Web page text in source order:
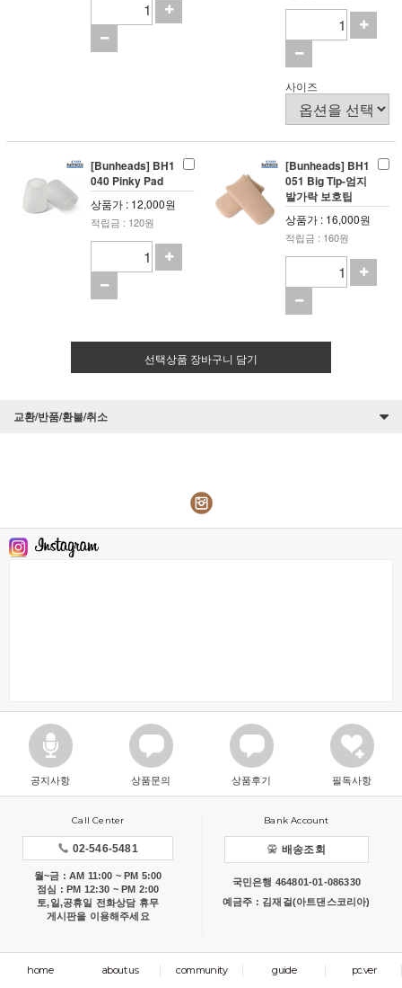
사이즈
[Bunheads] BH1
040 Pinky Pad
상품가 : 12,000원
적립금 : 120원
[Bunheads] BH1
051 Big Tip-엄지
발가락 보호팁
상품가 : 16,000원
적립금 : 160원
선택상품 장바구니 담기
교환/반품/환불/취소
공지사항 상품문의 상품후기 필독사항
Call Center
02-546-5481
월~금 : AM 11:00 ~ PM 5:00
점심 : PM 12:30 ~ PM 2:00
토,일,공휴일 전화상담 휴무
게시판을 이용해주세요
Bank Account
배송조회
국민은행 464801-01-086330
예금주 : 김재걸(아트댄스코리아)
home about us community guide pc.ver